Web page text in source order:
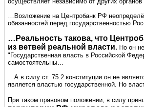
…Возложение на Центробанк РФ
обязанностей перед государственностью
…Реальность такова, что
из ветвей реальной власти. Но он
"Государственная власть в Российской
самостоятельны…
…А в силу ст. 75.2 конституции он не
является властью государственной. Но
При таком правовом положении, в силу